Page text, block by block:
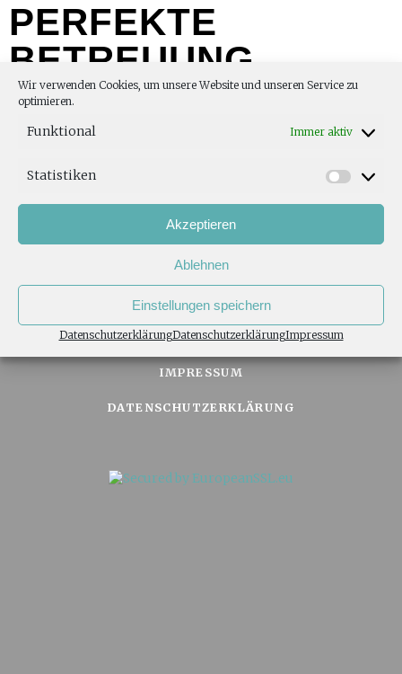
Wir verwenden Cookies, um unsere Website und unseren Service zu
optimieren.
Funktional Immer aktiv
Statistiken
Akzeptieren
Ablehnen
Einstellungen speichern
DatenschutzerklärungDatenschutzerklärungImpressum
PERFEKTE
BETREUUNG
Tierarztpraxis Dr.Dreier-Schöpf haben alle unsere Tiere ein
TOP
IMPRESSUM
DATENSCHUTZERKLÄRUNG